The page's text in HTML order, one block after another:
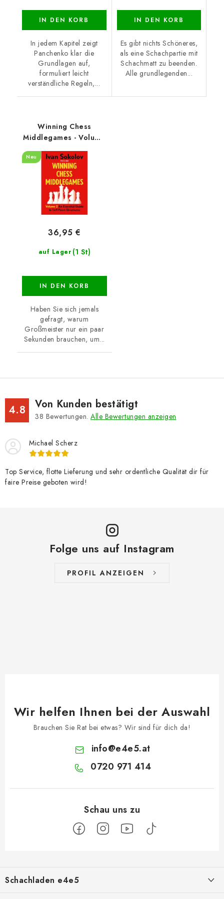
IN DEN KORB
In jedem Kapitel zeigt
Panchenko klar die
Grundlagen auf,
formuliert leicht
verständliche Regeln,...
IN DEN KORB
Es gibt nichts Schöneres,
als eine Schachpartie mit
Schachmatt zu beenden.
Alle grundlegenden...
Winning Chess
Middlegames - Volume
Neu
auf Lager (1 St)
36,95 €
IN DEN KORB
Haben Sie sich jemals
gefragt, warum
Großmeister nur ein paar
Sekunden brauchen, um...
4.8 Von Kunden bestätigt
38 Bewertungen. Alle Bewertungen anzeigen
Michael Scherz
Top Service, flotte Lieferung und sehr ordentliche Qualität dir für
faire Preise geboten wird!
Folge uns auf Instagram
PROFIL ANZEIGEN
Wir helfen Ihnen bei der Auswahl
Brauchen Sie Rat bei etwas? Wir sind für dich da!
info@e4e5.at
0720 971 414
ßSchachladen e4e5